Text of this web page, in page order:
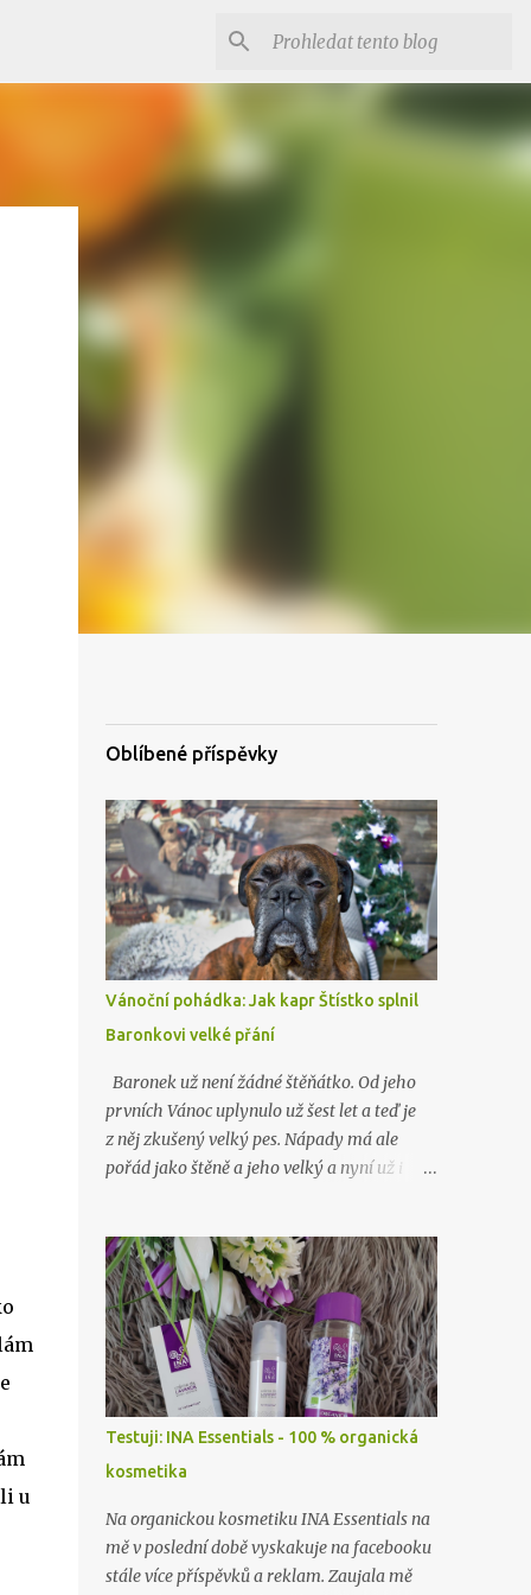
u
Oblíbené příspěvky
Vánoční pohádka: Jak kapr Štístko splnil
Baronkovi velké přání
Baronek už není žádné štěňátko. Od jeho
prvních Vánoc uplynulo už šest let a teď je
z něj zkušený velký pes. Nápady má ale
pořád jako štěně a jeho velký a nyní už i
Vánocích…
Testuji: INA Essentials - 100 % organická
kosmetika
Na organickou kosmetiku INA Essentials na
mě v poslední době vyskakuje na facebooku
stále více příspěvků a reklam. Zaujala mě